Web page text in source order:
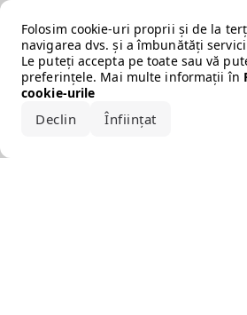
Folosim cookie-uri proprii și de la
navigarea dvs. și a îmbunătăți
Le puteți accepta pe toate sau vă
preferințele. Mai multe informații în
cookie-urile
Declin Înființat
Error loading